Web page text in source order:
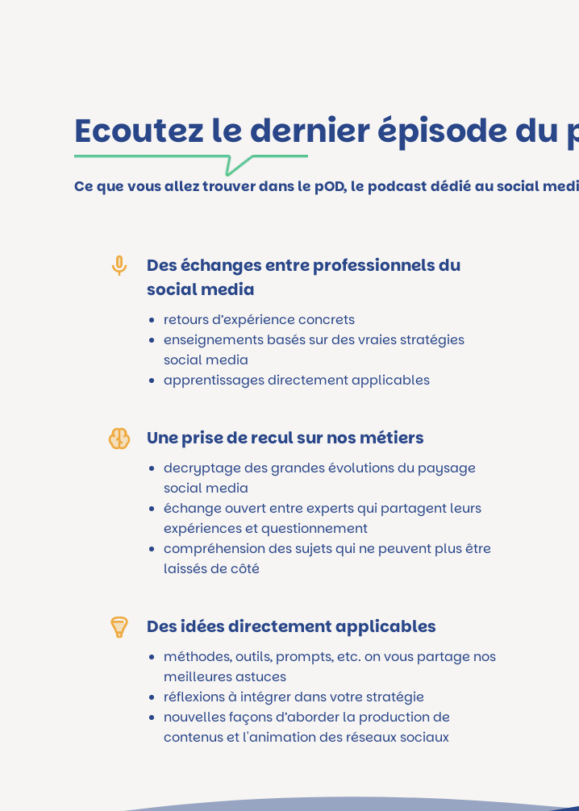
Ecoutez le dernier épisode du
Ce que vous allez trouver dans le pOD, le podcast dédié au social
Des échanges entre professionnels du
social media
retours d’expérience concrets
enseignements basés sur des vraies stratégies
social media
apprentissages directement applicables
Une prise de recul sur nos métiers
decryptage des grandes évolutions du paysage
social media
échange ouvert entre experts qui partagent leurs
expériences et questionnement
compréhension des sujets qui ne peuvent plus être
laissés de côté
Des idées directement applicables
méthodes, outils, prompts, etc. on vous partage nos
meilleures astuces
réflexions à intégrer dans votre stratégie
nouvelles façons d’aborder la production de
contenus et l'animation des réseaux sociaux